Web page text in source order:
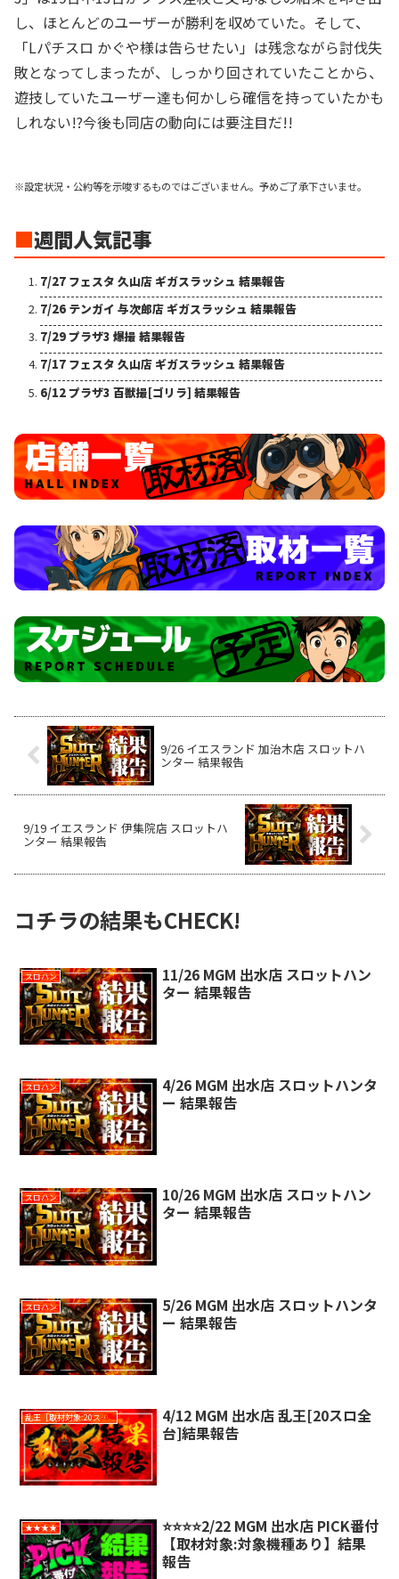
し、ほとんどのユーザーが勝利を収めていた。そして、
「Lパチスロ かぐや様は告らせたい」は残念ながら討伐失
敗となってしまったが、しっかり回されていたことから、
遊技していたユーザー達も何かしら確信を持っていたかも
しれない!?今後も同店の動向には要注目だ!!
※設定状況・公約等を示唆するものではございません。予めご了承下さいませ。
■週間人気記事
7/27 フェスタ 久山店 ギガスラッシュ 結果報告
7/26 テンガイ 与次郎店 ギガスラッシュ 結果報告
7/29 プラザ3 爆撮 結果報告
7/17 フェスタ 久山店 ギガスラッシュ 結果報告
6/12 プラザ3 百獣撮[ゴリラ] 結果報告
9/26 イエスランド 加治木店 スロットハ
ンター 結果報告
9/19 イエスランド 伊集院店 スロットハ
ンター 結果報告
コチラの結果もCHECK!
スロハン
11/26 MGM 出水店 スロットハン
ター 結果報告
スロハン
4/26 MGM 出水店 スロットハンタ
ー 結果報告
スロハン
10/26 MGM 出水店 スロットハン
ター 結果報告
スロハン
5/26 MGM 出水店 スロットハンタ
ー 結果報告
乱王［取材対象:20スロ全台］
4/12 MGM 出水店 乱王[20スロ全
台]結果報告
★★★★
⭐️⭐️⭐️⭐️2/22 MGM 出水店 PICK番付
【取材対象:対象機種あり】結果
報告